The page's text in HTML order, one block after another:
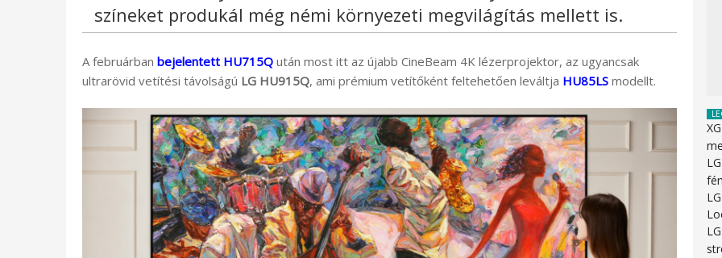
színeket produkál még némi környezeti megvilágítás mellett is.
A februárban bejelentett HU715Q után most itt az újabb CineBeam 4K lézerprojektor, az ugyancsak
ultrarövid vetítési távolságú LG HU915Q, ami prémium vetítőként feltehetően leváltja HU85LS modellt.